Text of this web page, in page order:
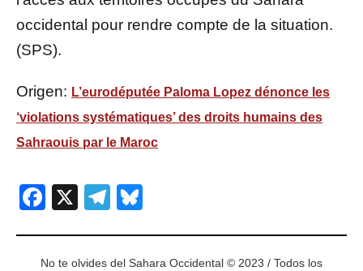
occidental pour rendre compte de la situation.
(SPS).
Origen: L’eurodéputée Paloma Lopez dénonce les
‘violations systématiques’ des droits humains des
Sahraouis par le Maroc
Facebook
X Telegram
No te olvides del Sahara Occidental © 2023 / Todos los